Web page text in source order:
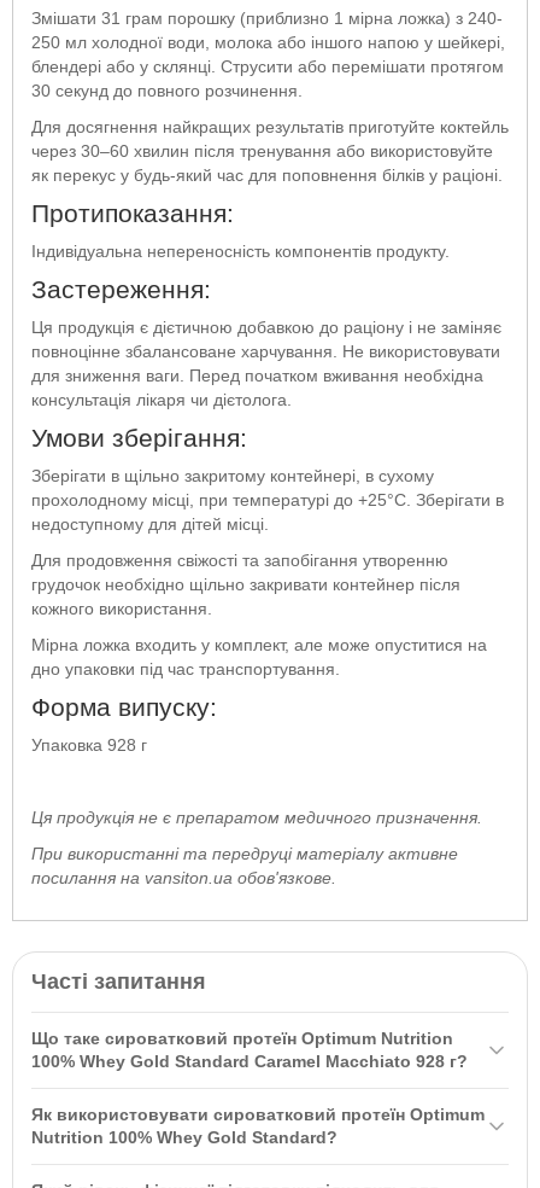
Змішати 31 грам порошку (приблизно 1 мірна ложка) з 240-
250 мл холодної води, молока або іншого напою у шейкері,
блендері або у склянці. Струсити або перемішати протягом
30 секунд до повного розчинення.
Для досягнення найкращих результатів приготуйте коктейль
через 30–60 хвилин після тренування або використовуйте
як перекус у будь-який час для поповнення білків у раціоні.
Протипоказання:
Індивідуальна непереносність компонентів продукту.
Застереження:
Ця продукція є дієтичною добавкою до раціону і не заміняє
повноцінне збалансоване харчування. Не використовувати
для зниження ваги. Перед початком вживання необхідна
консультація лікаря чи дієтолога.
Умови зберігання:
Зберігати в щільно закритому контейнері, в сухому
прохолодному місці, при температурі до +25°С. Зберігати в
недоступному для дітей місці.
Для продовження свіжості та запобігання утворенню
грудочок необхідно щільно закривати контейнер після
кожного використання.
Мірна ложка входить у комплект, але може опуститися на
дно упаковки під час транспортування.
Форма випуску:
Упаковка 928 г
Ця продукція не є препаратом медичного призначення.
При використанні та передруці матеріалу активне
посилання на vansiton .ua обов'язкове.
Часті запитання
Що таке сироватковий протеїн Optimum Nutrition
100% Whey Gold Standard Caramel Macchiato 928 г?
Standard Caramel Macchiato 928 г — це високоякісний протеїн на
основі ізоляту сироваткового протеїну, який швидко
Як використовувати сироватковий протеїн Optimum
Nutrition 100% Whey Gold Standard?